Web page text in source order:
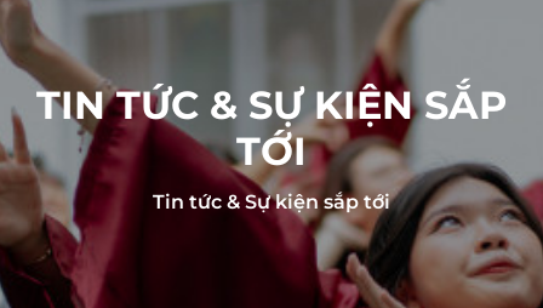
TIN TỨC & SỰ KIỆN SẮP
TỚI
Tin tức & Sự kiện sắp tới